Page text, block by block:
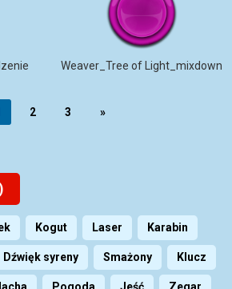
Weaver_Tree of Light_mixdown
2 3 »
Kogut Laser Karabin
Dźwięk syreny Smażony Klucz